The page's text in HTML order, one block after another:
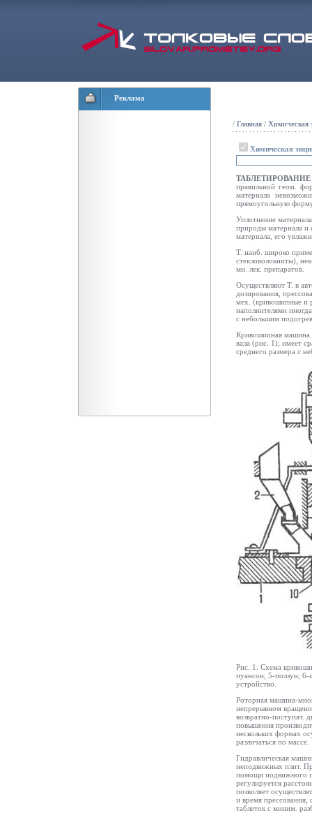
Реклама
/ Главная / Химическая
Химическая
ТАБЛЕТИРОВАНИЕ
правильной геом.
материала
прямоугольную
Уплотнение
природы материала и
материала, его
Т. наиб. широко
стекловолокниты),
мн. лек. препаратов.
Осуществляют Т. в
дозирования,
мех. (кривошипные и
наполнителями
с небольшим
Кривошипная машина
вала (рис. 1); имеет
среднего размера с
Рис. 1. Схема
пуансон; 5-ползун; 6-
устройство.
Роторная машина-
непрерывном
возвратно-поступат.
повышения
нескольких формах
различаться по массе.
Гидравлическая
неподвижных плит.
помощи подвижного
регулируется
позволяет
и время прессования,
таблеток с миним.